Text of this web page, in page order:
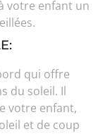
votre enfant un
qui offre
du soleil. Il
votre enfant,
et de coup